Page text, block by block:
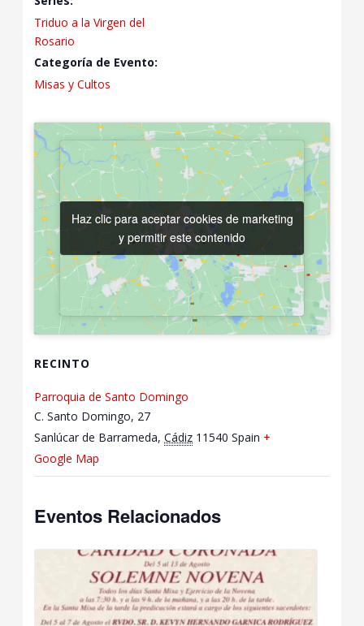
Triduo a la Virgen del
Rosario
Categoría de Evento:
Misas y Cultos
RECINTO
Parroquia de Santo Domingo
C. Santo Domingo, 27
Sanlúcar de Barrameda, Cádiz 11540 Spain +
Google Map
Haz clic para aceptar cookies de marketing
y permitir este contenido
Haz clic para aceptar cookies de marketing
y permitir este contenido
Eventos Relacionados